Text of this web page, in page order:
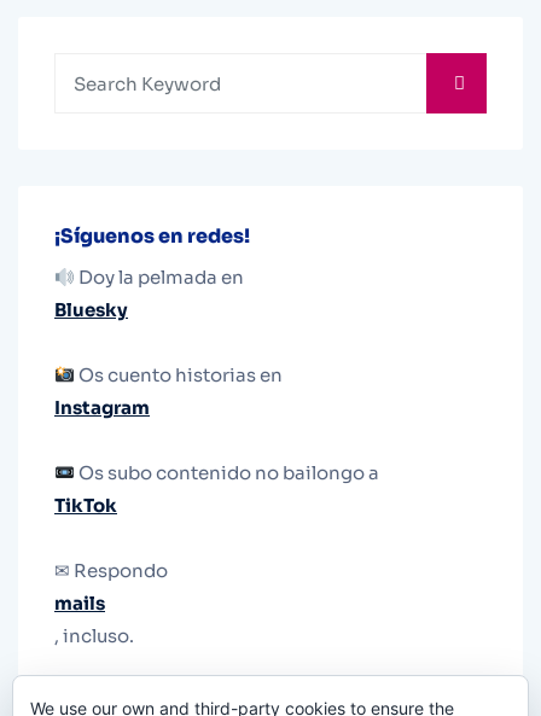
¡Síguenos en redes!
Doy la pelmada en
Bluesky
Os cuento historias en
Instagram
Os subo contenido no bailongo a
TikTok
✉ Respondo
mails
, incluso.
We use our own and third-party cookies to ensure the